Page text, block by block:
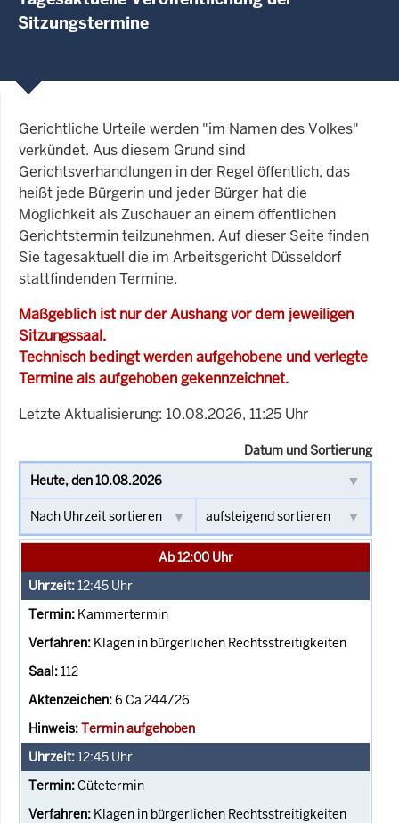
Sitzungstermine
Gerichtliche Urteile werden "im Namen des Volkes"
verkündet. Aus diesem Grund sind
Gerichtsverhandlungen in der Regel öffentlich, das
heißt jede Bürgerin und jeder Bürger hat die
Möglichkeit als Zuschauer an einem öffentlichen
Gerichtstermin teilzunehmen. Auf dieser Seite finden
Sie tagesaktuell die im Arbeitsgericht Düsseldorf
stattfindenden Termine.
Maßgeblich ist nur der Aushang vor dem jeweiligen
Sitzungssaal.
Technisch bedingt werden aufgehobene und verlegte
Termine als aufgehoben gekennzeichnet.
Letzte Aktualisierung: 10.08.2026, 11:25 Uhr
Datum und Sortierung
Ab 12:00 Uhr
12:45 Uhr
Kammertermin
Klagen in bürgerlichen Rechtsstreitigkeiten
112
6 Ca 244/26
Termin aufgehoben
12:45 Uhr
Gütetermin
Klagen in bürgerlichen Rechtsstreitigkeiten